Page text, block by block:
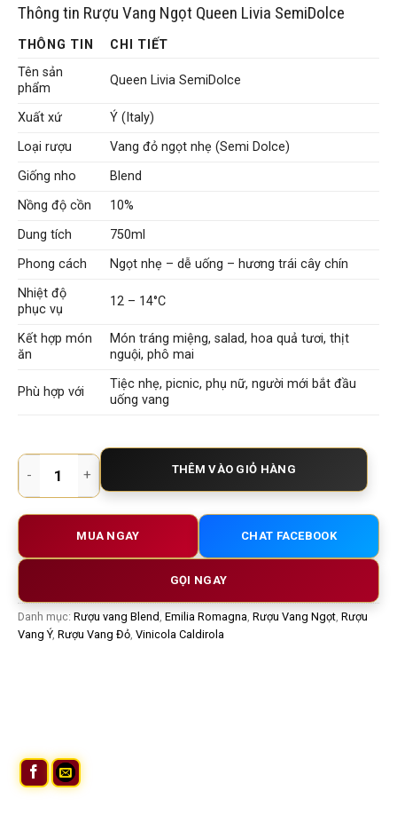
Thông tin Rượu Vang Ngọt Queen Livia SemiDolce
THÔNG TIN
CHI TIẾT
Tên sản
phẩm
Queen Livia SemiDolce
Xuất xứ
Ý (Italy)
Loại rượu
Vang đỏ ngọt nhẹ (Semi Dolce)
Giống nho
Blend
Nồng độ cồn
10%
Dung tích
750ml
Phong cách
Ngọt nhẹ – dễ uống – hương trái cây chín
Nhiệt độ
phục vụ
12 – 14°C
Kết hợp món
ăn
Món tráng miệng, salad, hoa quả tươi, thịt
nguội, phô mai
Phù hợp với
Tiệc nhẹ, picnic, phụ nữ, người mới bắt đầu
uống vang
Rượu Vang Ngọt Queen Livia SemiDolce – Dành Cho Người
THÊM VÀO GIỎ HÀNG
MUA NGAY CHAT FACEBOOK
GỌI NGAY
Danh mục: Rượu vang Blend , Emilia Romagna, Rượu Vang Ngọt, Rượu
Vang Ý, Rượu Vang Đỏ, Vinicola Caldirola